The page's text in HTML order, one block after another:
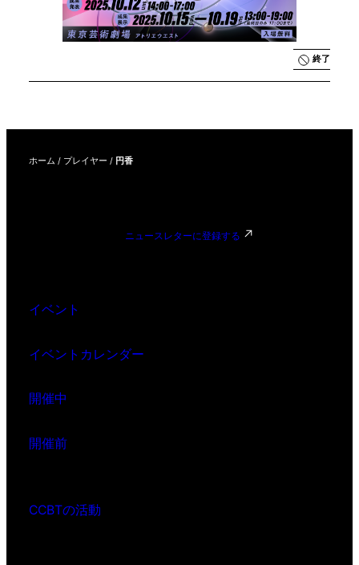
Shamanism
成果発表＆成
果展示
終了
ホーム / プレイヤー / 円香
ニュースレターに登録する
イベント
イベントカレンダー
開催中
開催前
CCBTの活動